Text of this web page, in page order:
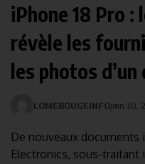
iPhone 18 Pro :
révèle les
les photos
LOMEBOUGEINFOjuin 30,
De nouveaux documents
Electronics, sous-traitant